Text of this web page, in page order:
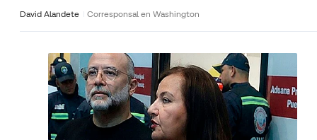
David Alandete Corresponsal en Washington